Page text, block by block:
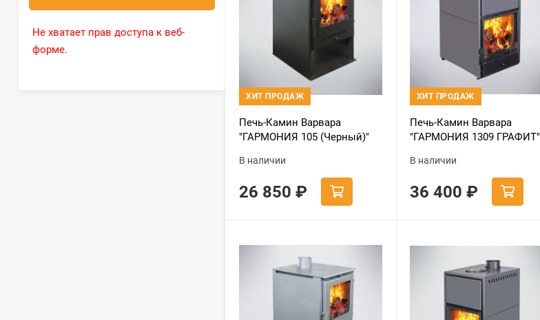
Не хватает прав доступа к веб-
форме.
ХИТ ПРОДАЖ
Печь-Камин Варвара
"ГАРМОНИЯ 105 (Черный)"
В наличии
26 850 ₽
ХИТ ПРОДАЖ
Печь-Камин Варвара
"ГАРМОНИЯ 1309 ГРАФИТ"
футеровка)
В наличии
36 400 ₽